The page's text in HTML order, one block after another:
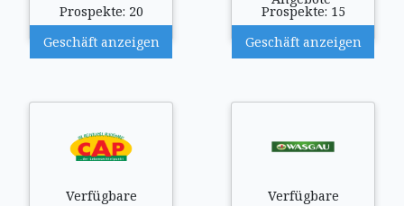
Prospekte: 20
Geschäft anzeigen
Prospekte: 15
Geschäft anzeigen
Verfügbare
Verfügbare